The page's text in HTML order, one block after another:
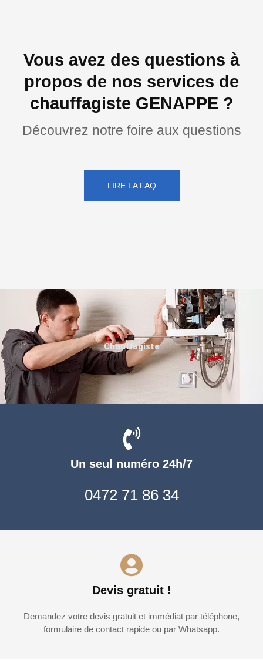
Vous avez des questions à
propos de nos services de
chauffagiste GENAPPE ?
Découvrez notre foire aux questions
LIRE LA FAQ
Un seul numéro 24h/7
0472 71 86 34
Devis gratuit !
Demandez votre devis gratuit et immédiat par téléphone,
formulaire de contact rapide ou par Whatsapp.
Chauffagiste